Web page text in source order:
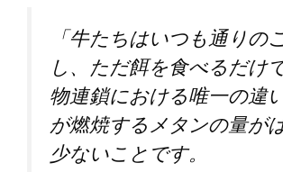
「牛たちはいつも通りの
し、ただ餌を食べるだけ
物連鎖における唯一の違
が燃焼するメタンの量が
少ないことです。